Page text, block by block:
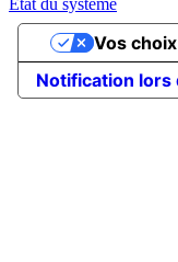
État du système
Notification lors
Vos